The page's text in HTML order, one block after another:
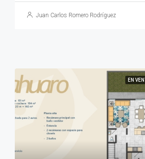
Juan Carlos Romero Rodríguez
EN